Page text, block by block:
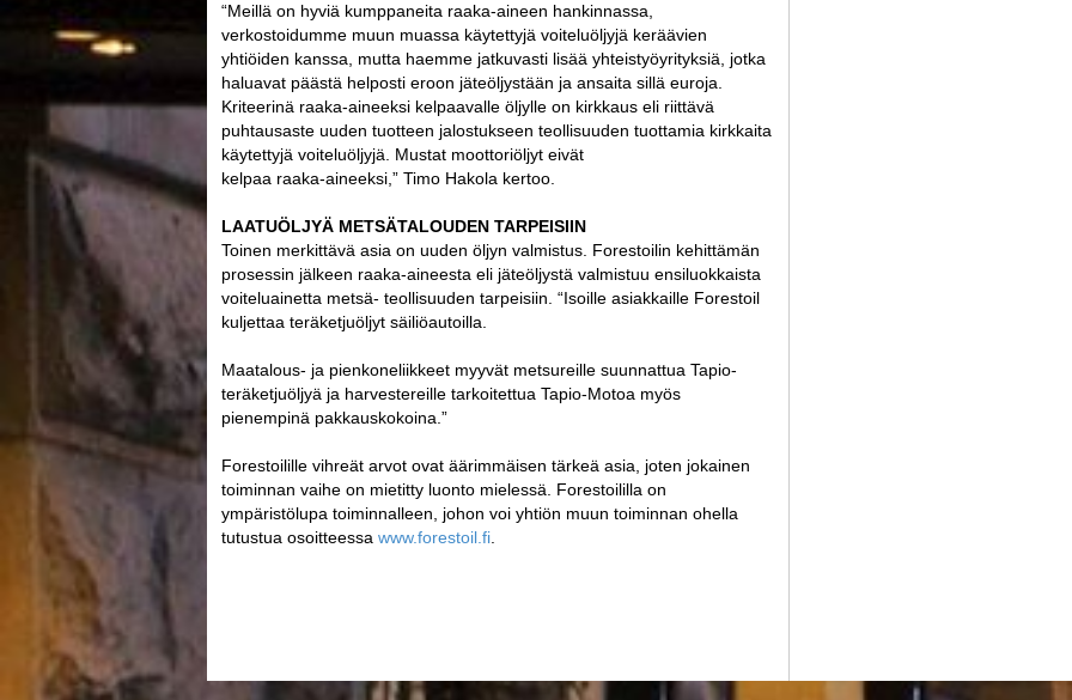
“Meillä on hyviä kumppaneita raaka-aineen hankinnassa,
verkostoidumme muun muassa käytettyjä voiteluöljyjä keräävien
yhtiöiden kanssa, mutta haemme jatkuvasti lisää yhteistyöyrityksiä, jotka
haluavat päästä helposti eroon jäteöljystään ja ansaita sillä euroja.
Kriteerinä raaka-aineeksi kelpaavalle öljylle on kirkkaus eli riittävä
puhtausaste uuden tuotteen jalostukseen teollisuuden tuottamia kirkkaita
käytettyjä voiteluöljyjä. Mustat moottoriöljyt eivät
kelpaa raaka-aineeksi,” Timo Hakola kertoo.
LAATUÖLJYÄ METSÄTALOUDEN TARPEISIIN
Toinen merkittävä asia on uuden öljyn valmistus. Forestoilin kehittämän
prosessin jälkeen raaka-aineesta eli jäteöljystä valmistuu ensiluokkaista
voiteluainetta metsä- teollisuuden tarpeisiin. “Isoille asiakkaille Forestoil
kuljettaa teräketjuöljyt säiliöautoilla.
Maatalous- ja pienkoneliikkeet myyvät metsureille suunnattua Tapio-
teräketjuöljyä ja harvestereille tarkoitettua Tapio-Motoa myös
pienempinä pakkauskokoina.”
Forestoilille vihreät arvot ovat äärimmäisen tärkeä asia, joten jokainen
toiminnan vaihe on mietitty luonto mielessä. Forestoililla on
ympäristölupa toiminnalleen, johon voi yhtiön muun toiminnan ohella
tutustua osoitteessa www.forestoil.fi.